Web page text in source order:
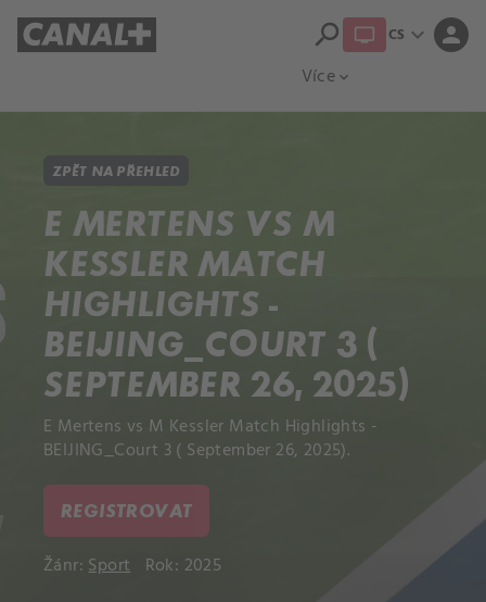
Více expand_more
search CS expand_more person
ZPĚT NA PŘEHLED
E MERTENS VS M
KESSLER MATCH
HIGHLIGHTS -
BEIJING_COURT 3 (
SEPTEMBER 26, 2025)
E Mertens vs M Kessler Match Highlights -
BEIJING_Court 3 ( September 26, 2025).
REGISTROVAT
Žánr:Sport Rok: 2025